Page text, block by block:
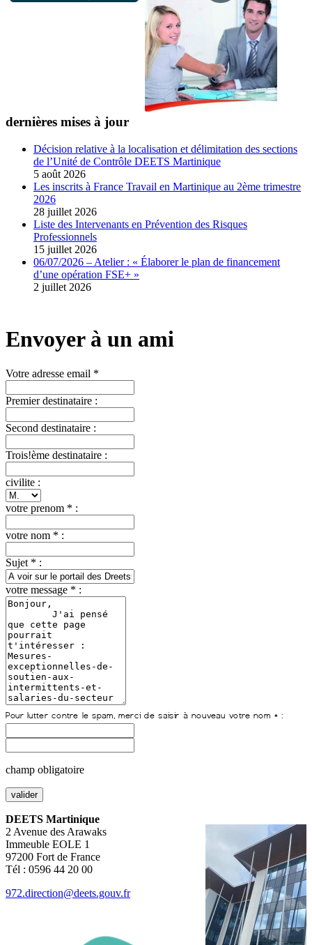
dernières mises à jour
Décision relative à la localisation et délimitation des sections
de l’Unité de Contrôle DEETS Martinique
5 août 2026
Les inscrits à France Travail en Martinique au 2ème trimestre
2026
28 juillet 2026
Liste des Intervenants en Prévention des Risques
Professionnels
15 juillet 2026
06/07/2026 – Atelier : « Élaborer le plan de financement
d’une opération FSE+ »
2 juillet 2026
Envoyer à un ami
Votre adresse email *
Premier destinataire :
Second destinataire :
Trois!ème destinataire :
civilite :
votre prenom * :
votre nom * :
Sujet * :
votre message * :
champ obligatoire
DEETS Martinique
2 Avenue des Arawaks
Immeuble EOLE 1
97200 Fort de France
Tél : 0596 44 20 00
972.direction@deets.gouv.fr